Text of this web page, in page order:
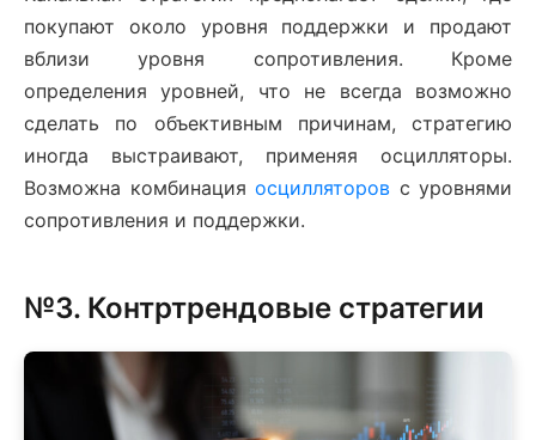
покупают около уровня поддержки и продают
вблизи уровня сопротивления. Кроме
определения уровней, что не всегда возможно
сделать по объективным причинам, стратегию
иногда выстраивают, применяя осцилляторы.
Возможна комбинация осцилляторов с уровнями
сопротивления и поддержки.
№3. Контртрендовые стратегии